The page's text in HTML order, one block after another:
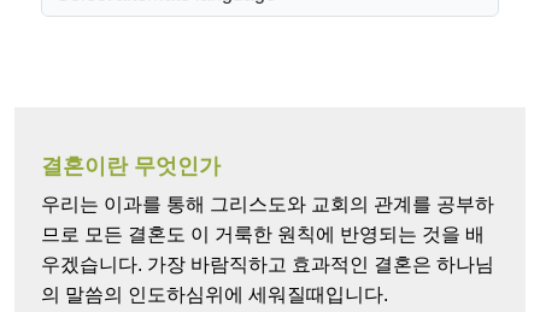
결혼이란 무엇인가
우리는 이과를 통해 그리스도와 교회의 관계를 공부하
므로 모든 결혼도 이 거룩한 원칙에 반영되는 것을 배
우겠습니다. 가장 바람직하고 효과적인 결혼은 하나님
의 말씀의 인도하심위에 세워질때입니다.